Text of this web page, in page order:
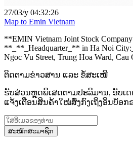
27/03/y 04:32:26
Map to Emin Vietnam
**EMIN Vietnam Joint Stock
**_**_Headquarter_** in Ha Noi
Ngoc Vu Street, Trung Hoa Ward,
ຕິດຕາມຂ່າວສານ ແລະ ຂໍ້ສະເໜີ
ຮັບສ່ວນຫຼຸດພິເສດຕາມປະລິມານ, ອັບເ
ແຈ້ງເຕືອນສິນຄ້າໃໝ່ສົ່ງກົງເຖິງອິນບັອກ
ສະໝັກສະມາຊິກ